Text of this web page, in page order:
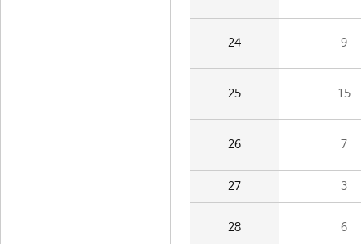
24 9
25 15
26 7
27 3
28 6